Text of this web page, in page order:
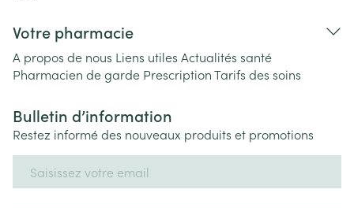
Votre pharmacie
A propos de nous Liens utiles Actualités santé
Pharmacien de garde PrescriptionTarifs des soins
Bulletin d’information
Restez informé des nouveaux produits et promotions